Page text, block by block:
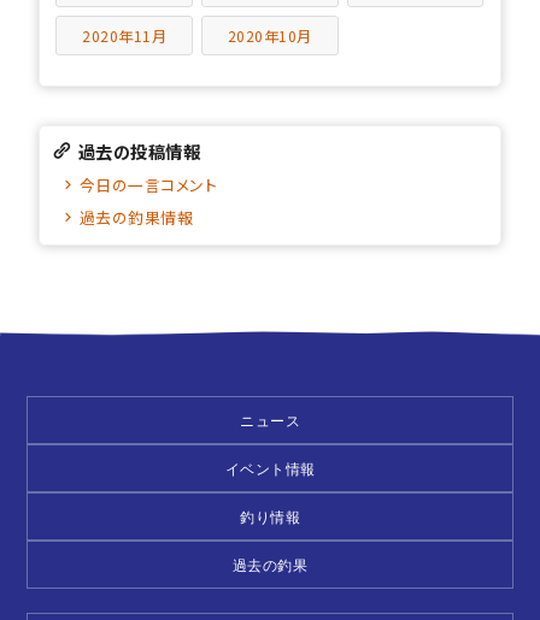
2020年11月 2020年10月
過去の投稿情報
今日の一言コメント
過去の釣果情報
ニュース
イベント情報
釣り情報
過去の釣果